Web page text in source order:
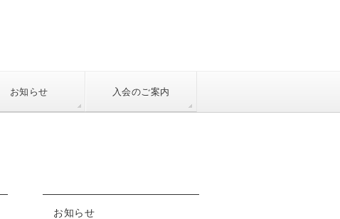
お知らせ 入会のご案内
お知らせ